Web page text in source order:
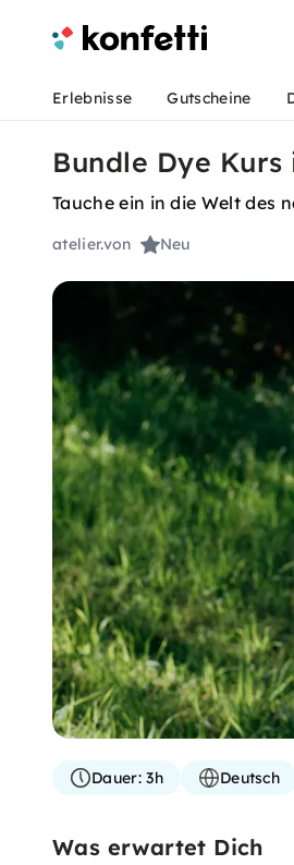
Erlebnisse Gutscheine
Bundle Dye
Tauche ein in die Welt des
atelier.von Neu
Dauer:3h Deutsch
Was erwartet Dich